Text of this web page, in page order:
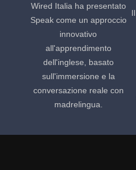
Wired Italia ha presentato
Speak come un approccio
innovativo
all'apprendimento
dell'inglese, basato
sull'immersione e la
conversazione reale con
madrelingua.